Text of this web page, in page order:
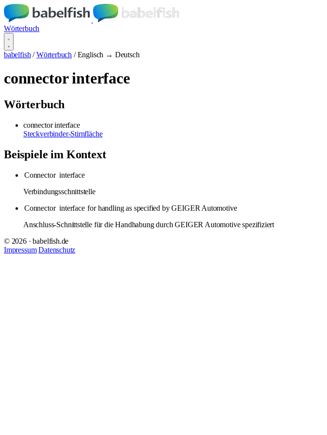
Wörterbuch
babelfish / Wörterbuch / Englisch → Deutsch
connector interface
Wörterbuch
connector interface
Steckverbinder-Stirnfläche
Beispiele im Kontext
Connector interface
Verbindungsschnittstelle
Connector interface for handling as specified by GEIGER Automotive
Anschluss-Schnittstelle für die Handhabung durch GEIGER Automotive spezifiziert
© 2026 · babelfish.de
Impressum Datenschutz